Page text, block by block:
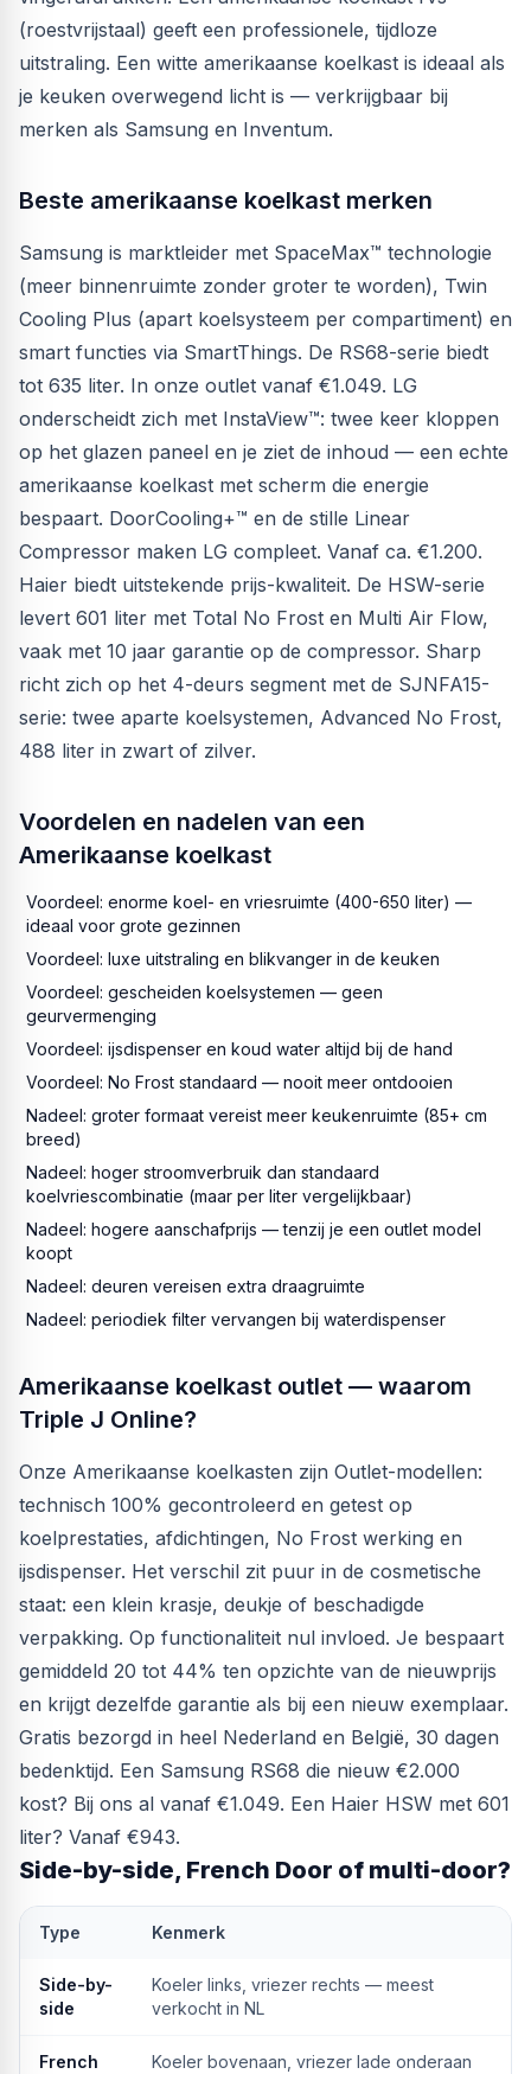
(roestvrijstaal) geeft een professionele, tijdloze
uitstraling. Een witte amerikaanse koelkast is ideaal als
je keuken overwegend licht is — verkrijgbaar bij
merken als Samsung en Inventum.
Beste amerikaanse koelkast merken
Samsung is marktleider met SpaceMax™ technologie
(meer binnenruimte zonder groter te worden), Twin
Cooling Plus (apart koelsysteem per compartiment) en
smart functies via SmartThings. De RS68-serie biedt
tot 635 liter. In onze outlet vanaf €1.049. LG
onderscheidt zich met InstaView™: twee keer kloppen
op het glazen paneel en je ziet de inhoud — een echte
amerikaanse koelkast met scherm die energie
bespaart. DoorCooling+™ en de stille Linear
Compressor maken LG compleet. Vanaf ca. €1.200.
Haier biedt uitstekende prijs-kwaliteit. De HSW-serie
levert 601 liter met Total No Frost en Multi Air Flow,
vaak met 10 jaar garantie op de compressor. Sharp
richt zich op het 4-deurs segment met de SJNFA15-
serie: twee aparte koelsystemen, Advanced No Frost,
488 liter in zwart of zilver.
Voordelen en nadelen van een
Amerikaanse koelkast
Voordeel: enorme koel- en vriesruimte (400-650 liter) —
ideaal voor grote gezinnen
Voordeel: luxe uitstraling en blikvanger in de keuken
Voordeel: gescheiden koelsystemen — geen
geurvermenging
Voordeel: ijsdispenser en koud water altijd bij de hand
Voordeel: No Frost standaard — nooit meer ontdooien
Nadeel: groter formaat vereist meer keukenruimte (85+ cm
breed)
Nadeel: hoger stroomverbruik dan standaard
koelvriescombinatie (maar per liter vergelijkbaar)
Nadeel: hogere aanschafprijs — tenzij je een outlet model
koopt
Nadeel: deuren vereisen extra draagruimte
Nadeel: periodiek filter vervangen bij waterdispenser
Amerikaanse koelkast outlet — waarom
Triple J Online?
Onze Amerikaanse koelkasten zijn Outlet-modellen:
technisch 100% gecontroleerd en getest op
koelprestaties, afdichtingen, No Frost werking en
ijsdispenser. Het verschil zit puur in de cosmetische
staat: een klein krasje, deukje of beschadigde
verpakking. Op functionaliteit nul invloed. Je bespaart
gemiddeld 20 tot 44% ten opzichte van de nieuwprijs
en krijgt dezelfde garantie als bij een nieuw exemplaar.
Gratis bezorgd in heel Nederland en België, 30 dagen
bedenktijd. Een Samsung RS68 die nieuw €2.000
kost? Bij ons al vanaf €1.049. Een Haier HSW met 601
liter? Vanaf €943.
Side-by-side, French Door of multi-door?
Type Kenmerk
Side-by-
side
Koeler links, vriezer rechts — meest
verkocht in NL
French
Koeler bovenaan, vriezer lade onderaan